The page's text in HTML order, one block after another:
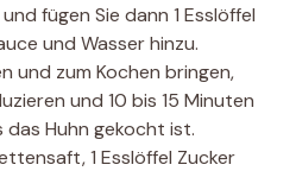
fügen Sie dann 1 Esslöffel
und Wasser hinzu.
und zum Kochen bringen,
und 10 bis 15 Minuten
das Huhn gekocht ist.
1 Esslöffel Zucker